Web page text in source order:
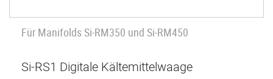
Für Manifolds Si-RM350 und Si-RM450
Si-RS1 Digitale Kältemittelwaage